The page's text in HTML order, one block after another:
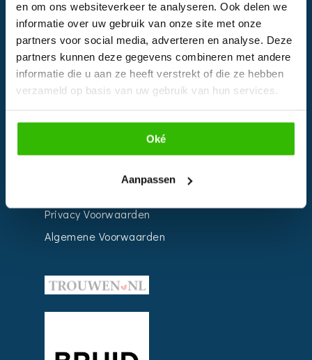
en om ons websiteverkeer te analyseren. Ook delen we
informatie over uw gebruik van onze site met onze
partners voor social media, adverteren en analyse. Deze
partners kunnen deze gegevens combineren met andere
informatie die u aan ze heeft verstrekt of die ze hebben
verzameld op basis van uw gebruik van hun services.
Oké
Aanpassen
Bedrijven
Impressie
Weddingplanner
Privacy Voorwaarden
Algemene Voorwaarden